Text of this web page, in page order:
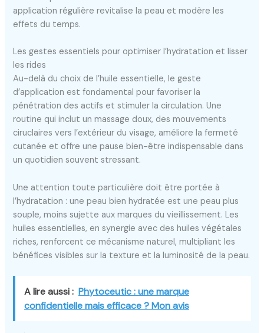
application régulière revitalise la peau et modère les
effets du temps.
Les gestes essentiels pour optimiser l’hydratation et lisser
les rides
Au-delà du choix de l’huile essentielle, le geste
d’application est fondamental pour favoriser la
pénétration des actifs et stimuler la circulation. Une
routine qui inclut un massage doux, des mouvements
ciruclaires vers l’extérieur du visage, améliore la fermeté
cutanée et offre une pause bien-être indispensable dans
un quotidien souvent stressant.
Une attention toute particulière doit être portée à
l’hydratation : une peau bien hydratée est une peau plus
souple, moins sujette aux marques du vieillissement. Les
huiles essentielles, en synergie avec des huiles végétales
riches, renforcent ce mécanisme naturel, multipliant les
bénéfices visibles sur la texture et la luminosité de la peau.
A lire aussi : Phytoceutic : une marque
confidentielle mais efficace ? Mon avis